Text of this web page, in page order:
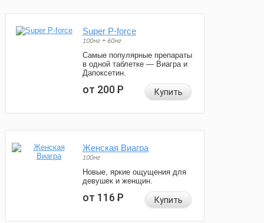
Super P-force
100мг + 60мг
Самые популярные препараты
в одной таблетке — Виагра и
Дапоксетин.
от 200Р Купить
Женская Виагра
100мг
Новые, яркие ощущения для
девушек и женщин.
от 116Р Купить